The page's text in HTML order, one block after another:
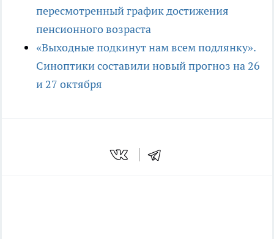
пересмотренный график достижения
пенсионного возраста
«Выходные подкинут нам всем подлянку».
Синоптики составили новый прогноз на 26
и 27 октября